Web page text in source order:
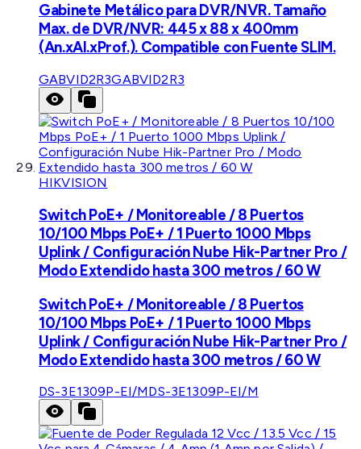
Gabinete Metálico para DVR/NVR. Tamaño
Max. de DVR/NVR: 445 x 88 x 400mm
(An.xAl.xProf.). Compatible con Fuente SLIM.
GABVID2R3GABVID2R3
HIKVISION
Switch PoE+ / Monitoreable / 8 Puertos
10/100 Mbps PoE+ / 1 Puerto 1000 Mbps
Uplink / Configuración Nube Hik-Partner Pro /
Modo Extendido hasta 300 metros / 60 W
Switch PoE+ / Monitoreable / 8 Puertos
10/100 Mbps PoE+ / 1 Puerto 1000 Mbps
Uplink / Configuración Nube Hik-Partner Pro /
Modo Extendido hasta 300 metros / 60 W
DS-3E1309P-EI/MDS-3E1309P-EI/M